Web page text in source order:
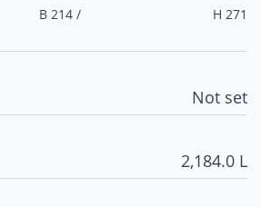
B 214 / H 271
Not set
2,184.0 L